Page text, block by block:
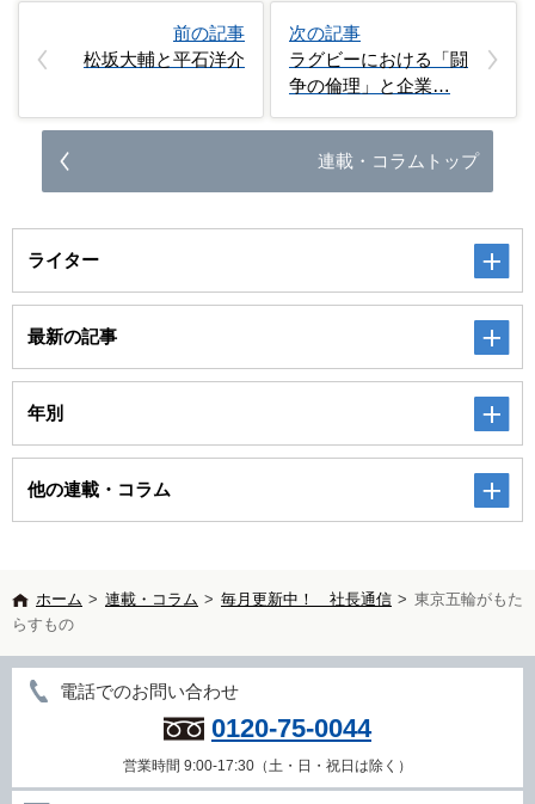
前の記事
松坂大輔と平石洋介
次の記事
ラグビーにおける「闘
争の倫理」と企業…
連載・コラムトップ
ライター
最新の記事
年別
他の連載・コラム
ホーム > 連載・コラム > 毎月更新中！ 社長通信 > 東京五輪がもた
らすもの
電話でのお問い合わせ
0120-75-0044
営業時間 9:00-17:30（土・日・祝日は除く）